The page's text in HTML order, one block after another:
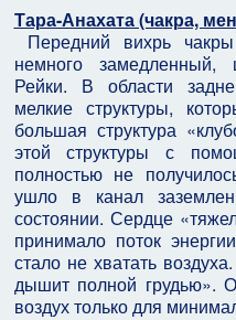
Тара-Анахата (чакра,
Передний вихрь
немного замедленный,
Рейки. В области
мелкие структуры,
большая структура
этой структуры с
полностью не
ушло в канал
состоянии. Сердце
принимало поток
стало не хватать
дышит полной грудью».
воздух только для